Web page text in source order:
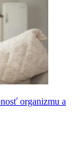
organizmu a